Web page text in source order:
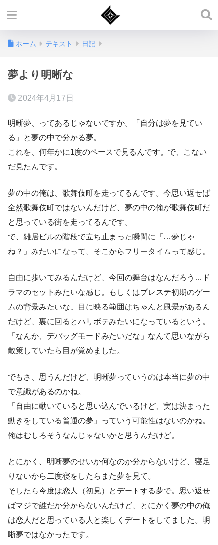
ホーム テキスト 日記
夢より明晰な
2024年4月17日
明晰夢、ってあるじゃないですか。「自分は夢を見てい
る」と夢の中で分かる夢。
これを、何年かに1度のペースで見るんです。で、こない
だ見たんです。
夢の中の俺は、歌舞伎町を走ってるんです。今思い返せば
全然歌舞伎町ではないんだけど、夢の中の俺が歌舞伎町だ
と思っている街を走ってるんです。
で、雑居ビルの階段で立ち止まった瞬間に「…夢じゃ
ね？」みたいになって、そこからフリータイムって感じ。
自由に歩いてみるんだけど、今回の舞台はなんだろう…ド
ラマのセットみたいな感じ。もしくはプレステ初期のゲー
ムの背景みたいな。目に映る範囲はちゃんと風景があるん
だけど、裏に回るとハリボテみたいになっているという。
「なんか、デバッグモードみたいだな」なんて思いながら
散策していたら目が覚めました。
でもさ、思うんだけど、明晰夢っていうのは本当に夢の中
で意識があるのかね。
「自由に動いていると思い込んでいるけど、実は決まった
動きをしている普通の夢」っていう可能性はないのかね。
俺はむしろそうなんじゃないかと思うんだけど。
とにかく、明晰夢のせいか何なのか分からないけど、寝足
りないから二度寝をしたらまた夢を見て。
そしたら今度は恋人（初見）とデートする夢で。思い返せ
ばマジで誰だか分からないんだけど、とにかく夢の中の俺
は恋人だと思っている人と楽しくデートをしてました。明
晰夢ではなかったです。